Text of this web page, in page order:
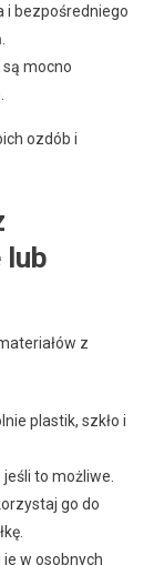
i bezpośredniego
mocno
ozdób i
lub
z
plastik, szkło i
to możliwe.
go do
w osobnych